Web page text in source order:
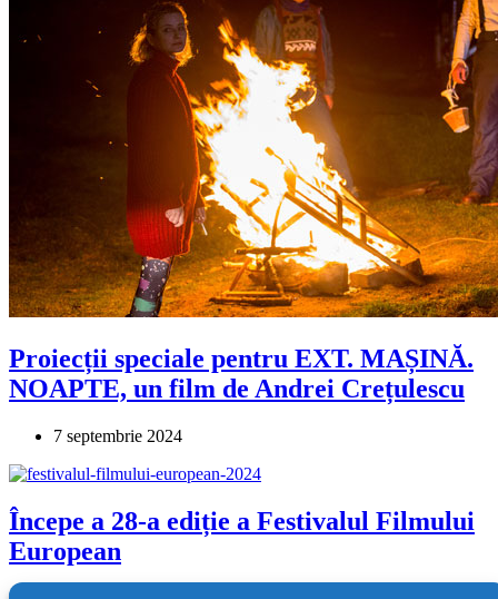
Proiecții speciale pentru EXT. MAȘINĂ.
NOAPTE, un film de Andrei Crețulescu
7 septembrie 2024
Începe a 28-a ediție a Festivalul Filmului
European